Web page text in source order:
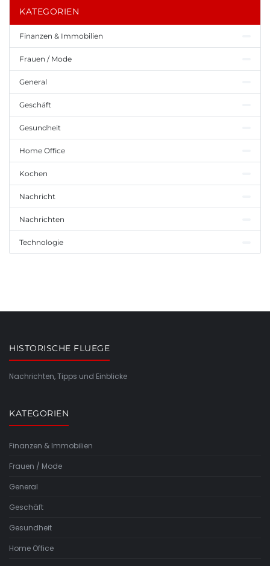
KATEGORIEN
Finanzen & Immobilien
Frauen / Mode
General
Geschäft
Gesundheit
Home Office
Kochen
Nachricht
Nachrichten
Technologie
HISTORISCHE FLUEGE
Nachrichten, Tipps und Einblicke
KATEGORIEN
Finanzen & Immobilien
Frauen / Mode
General
Geschäft
Gesundheit
Home Office